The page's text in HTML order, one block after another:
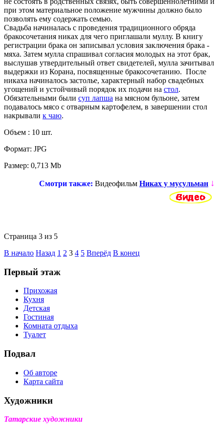
при этом материальное положение мужчины должно было
позволять ему содержать семью.
Свадьба начиналась с проведения традиционного обряда
бракосочетания никах для чего приглашали муллу. В книгу
регистрации брака он записывал условия заключения брака -
мяха. Затем мулла спрашивал согласия молодых на этот брак,
выслушав утвердительный ответ свидетелей, мулла зачитывал
выдержки из Корана, посвященные бракосочетанию. После
никаха начиналось застолье, характерный набор свадебных
угощений и устойчивый порядок их подачи на стол.
Обязательными были суп лапша на мясном бульоне, затем
подавалось мясо с отварным картофелем, в завершении стол
накрывали к чаю.
Объем : 10 шт.
Формат: JPG
Размер: 0,713 Mb
Смотри также: Видеофильм Никах у мусульман ↓
Страница 3 из 5
В начало Назад 1 2 3 4 5 Вперёд В конец
Первый этаж
Прихожая
Кухня
Детская
Гостиная
Комната отдыха
Туалет
Подвал
Об авторе
Карта сайта
Художники
Татарские художники